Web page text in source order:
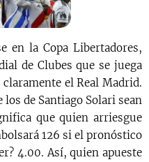
en la Copa Libertadores,
de Clubes que se juega
el Real Madrid.
los de Santiago Solari sean
que quien arriesgue
126 si el pronóstico
4.00. Así, quien apueste